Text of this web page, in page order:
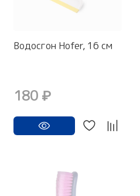
Водосгон Hofer, 16 см
180 ₽